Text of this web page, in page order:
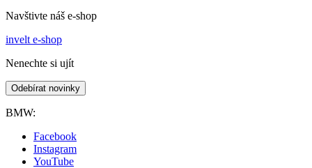
Navštivte náš e-shop
invelt e-shop
Nenechte si ujít
Odebírat novinky
BMW:
Facebook
Instagram
YouTube